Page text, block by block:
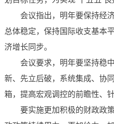
会议指出，明年要保持经济
总体稳定，保持国际收支基本
济增长同步。
会议要求，明年要坚持稳中
新、先立后破，系统集成、协
箱，提高宏观调控的前瞻性、
要实施更加积极的财政政策